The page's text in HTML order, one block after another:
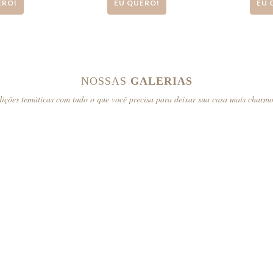
EU QUERO! EU
NOSSAS GALERIAS
temáticas com tudo o que você precisa para deixar sua casa mais